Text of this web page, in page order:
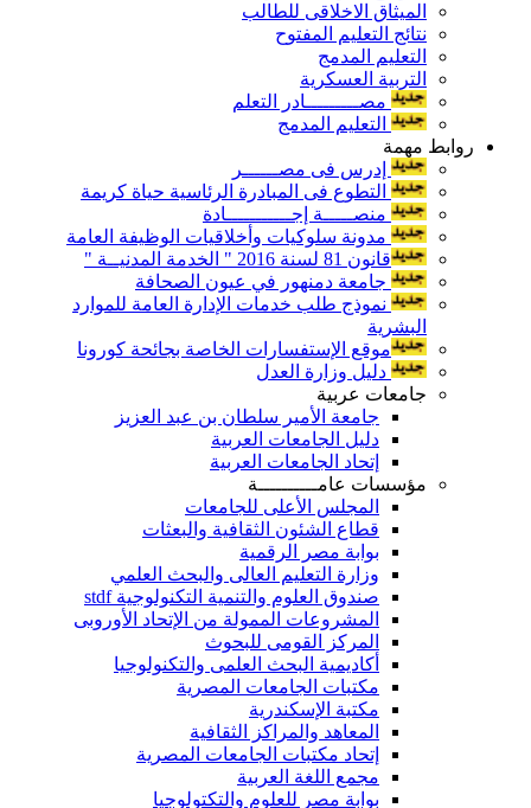
الميثاق الاخلاقى للطالب
نتائج التعليم المفتوح
التعليم المدمج
التربية العسكرية
مصـــــــــادر التعلم
التعليم المدمج
روابط مهمة
إدرس فى مصــــــر
التطوع فى المبادرة الرئاسية حياة كريمة
منصـــــة إجـــــــــــادة
مدونة سلوكيات وأخلاقيات الوظيفة العامة
قانون 81 لسنة 2016 " الخدمة المدنيــة "
جامعة دمنهور في عيون الصحافة
نموذج طلب خدمات الإدارة العامة للموارد
البشرية
موقع الإستفسارات الخاصة بجائحة كورونا
دليل وزارة العدل
جامعات عربية
جامعة الأمير سلطان بن عبد العزيز
دليل الجامعات العربية
إتحاد الجامعات العربية
مؤسسات عامــــــــــة
المجلس الأعلى للجامعات
قطاع الشئون الثقافية والبعثات
بوابة مصر الرقمية
وزارة التعليم العالى والبحث العلمي
صندوق العلوم والتنمية التكنولوجية stdf
المشروعات الممولة من الإتحاد الأوروبى
المركز القومى للبحوث
أكاديمية البحث العلمى والتكنولوجيا
مكتبات الجامعات المصرية
مكتبة الإسكندرية
المعاهد والمراكز الثقافية
إتحاد مكتبات الجامعات المصرية
مجمع اللغة العربية
بوابة مصر للعلوم والتكتولوجيا